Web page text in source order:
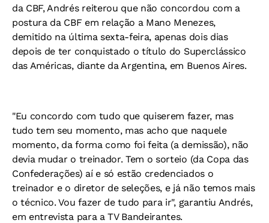
da CBF, Andrés reiterou que não concordou com a
postura da CBF em relação a Mano Menezes,
demitido na última sexta-feira, apenas dois dias
depois de ter conquistado o título do Superclássico
das Américas, diante da Argentina, em Buenos Aires.
"Eu concordo com tudo que quiserem fazer, mas
tudo tem seu momento, mas acho que naquele
momento, da forma como foi feita (a demissão), não
devia mudar o treinador. Tem o sorteio (da Copa das
Confederações) aí e só estão credenciados o
treinador e o diretor de seleções, e já não temos mais
o técnico. Vou fazer de tudo para ir", garantiu Andrés,
em entrevista para a TV Bandeirantes.